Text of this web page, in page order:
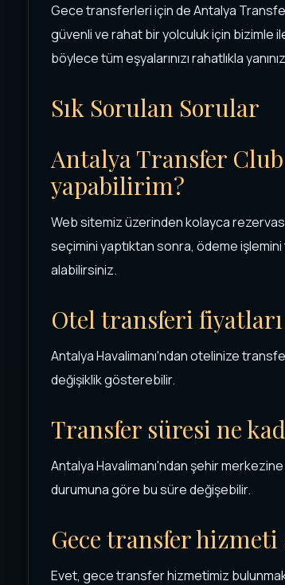
Gece transferleri için de Antalya
güvenli ve rahat bir yolculuk için bizimle
böylece tüm eşyalarınızı rahatlıkla
Sık Sorulan Sorular
Antalya Transfer
yapabilirim?
Web sitemiz üzerinden kolayca
seçimini yaptıktan sonra, ödeme
alabilirsiniz.
Otel transferi
Antalya Havalimanı'ndan otelinize
değişiklik gösterebilir.
Transfer süresi ne
Antalya Havalimanı'ndan şehir
durumuna göre bu süre değişebilir.
Gece transfer
Evet, gece transfer hizmetimiz